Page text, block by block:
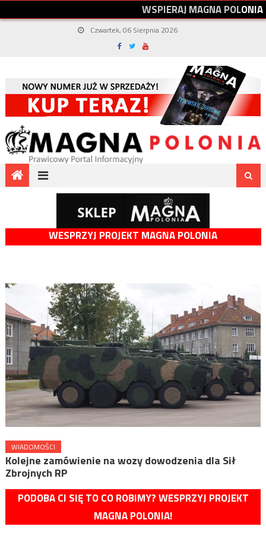
WSPIERAJMAGNAPOLONIA
Czwartek, 06 Sierpnia 2026
WESPRZYJ PROJEKT MAGNA POLONIA
WIADOMOŚCI
Kolejne zamówienie na wozy dowodzenia dla Sił
Zbrojnych RP
PODOBA CI SIĘ TO CO ROBIMY? WESPRZYJ PROJEKT
MAGNA POLONIA!